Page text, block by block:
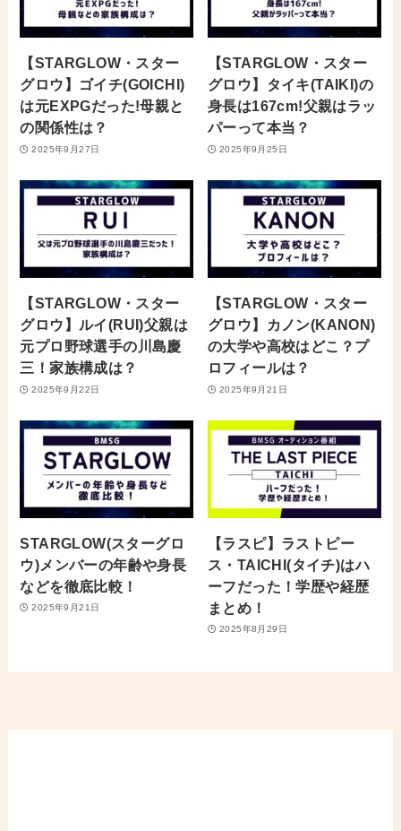
【STARGLOW・スター
グロウ】ゴイチ(GOICHI)
は元EXPGだった!母親と
の関係性は？
2025年9月27日
【STARGLOW・スター
グロウ】タイキ(TAIKI)の
身長は167cm!父親はラッ
パーって本当？
2025年9月25日
【STARGLOW・スター
グロウ】ルイ(RUI)父親は
元プロ野球選手の川島慶
三！家族構成は？
2025年9月22日
【STARGLOW・スター
グロウ】カノン(KANON)
の大学や高校はどこ？プ
ロフィールは？
2025年9月21日
STARGLOW(スターグロ
ウ)メンバーの年齢や身長
などを徹底比較！
2025年9月21日
【ラスピ】ラストピー
ス・TAICHI(タイチ)はハ
ーフだった！学歴や経歴
まとめ！
2025年8月29日